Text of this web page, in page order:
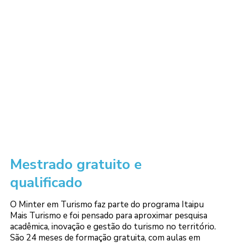
Mestrado gratuito e
qualificado
O Minter em Turismo faz parte do programa Itaipu
Mais Turismo e foi pensado para aproximar pesquisa
acadêmica, inovação e gestão do turismo no território.
São 24 meses de formação gratuita, com aulas em